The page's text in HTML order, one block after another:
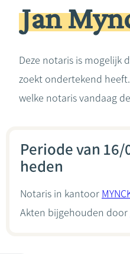
Erven & schenken
Over de notaris
Jan
Deze notaris is mogelijk
zoekt ondertekend
welke notaris vandaag
Periode van
heden
Notaris in kantoor
Akten bijgehouden door